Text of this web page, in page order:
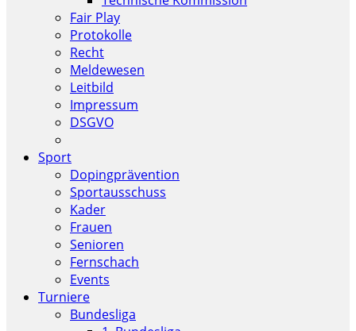
Fair Play
Protokolle
Recht
Meldewesen
Leitbild
Impressum
DSGVO
Sport
Dopingprävention
Sportausschuss
Kader
Frauen
Senioren
Fernschach
Events
Turniere
Bundesliga